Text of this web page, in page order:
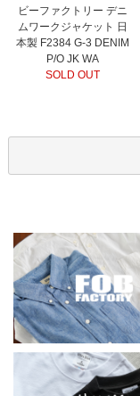
ビーファクトリー デニ
ムワークジャケット 日
本製 F2384 G-3 DENIM
P/O JK WA
SOLD OUT